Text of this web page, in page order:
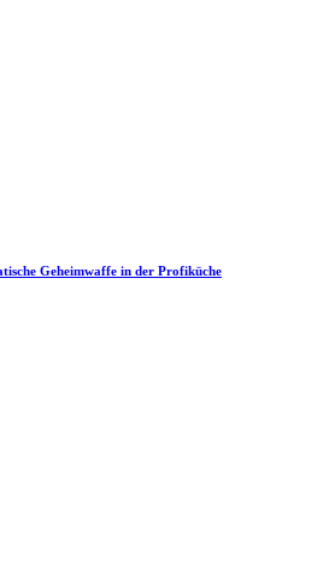
Geheimwaffe in der Profiküche